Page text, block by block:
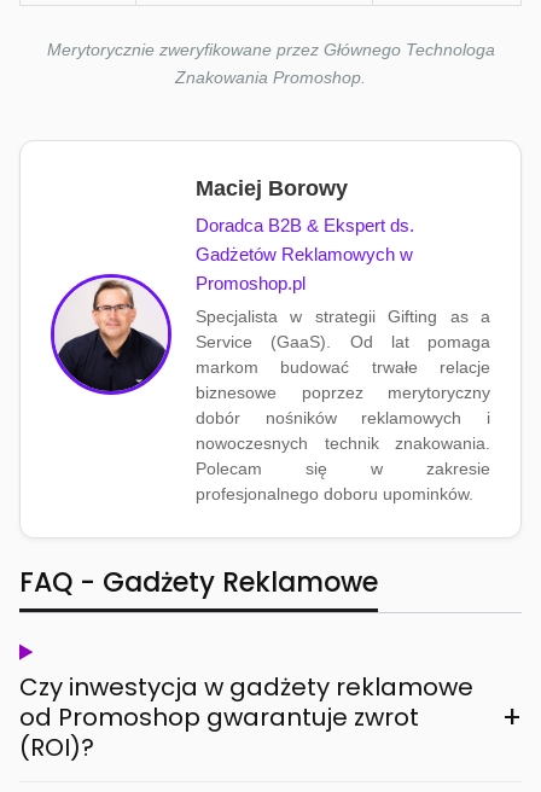
Merytorycznie zweryfikowane przez Głównego Technologa
Znakowania Promoshop.
Maciej Borowy
Doradca B2B & Ekspert ds.
Gadżetów Reklamowych w
Promoshop.pl
Specjalista w strategii Gifting as a
Service (GaaS). Od lat pomaga
markom budować trwałe relacje
biznesowe poprzez merytoryczny
dobór nośników reklamowych i
nowoczesnych technik znakowania.
Polecam się w zakresie
profesjonalnego doboru upominków.
FAQ - Gadżety Reklamowe
Czy inwestycja w gadżety reklamowe
od Promoshop gwarantuje zwrot
(ROI)?
+